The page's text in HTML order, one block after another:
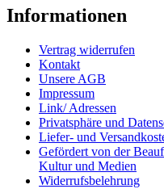
Informationen
Vertrag widerrufen
Kontakt
Unsere AGB
Impressum
Link/ Adressen
Privatsphäre und
Liefer- und
Gefördert von der
Kultur und Medien
Widerrufsbelehrung